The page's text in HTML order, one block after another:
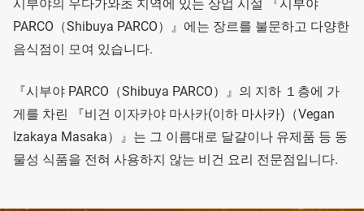
시부야의 우다가와초 지역에 있는 상업 시설 『시부야
PARCO（Shibuya PARCO）』에는 장르를 불문하고 다양한
음식점이 모여 있습니다.
『시부야 PARCO（Shibuya PARCO）』의 지하 １층에 가
게를 차린 『비건 이자카야 마사카(이하 마사카)（Vegan
Izakaya Masaka）』는 그 이름대로 달걀이나 유제품 등 동
물성 식품을 전혀 사용하지 않는 비건 요리 전문점입니다.